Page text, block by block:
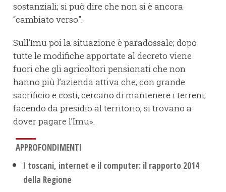
sostanziali; si può dire che non si è ancora
“cambiato verso”.
Sull’Imu poi la situazione è paradossale; dopo
tutte le modifiche apportate al decreto viene
fuori che gli agricoltori pensionati che non
hanno più l’azienda attiva che, con grande
sacrificio e costi, cercano di mantenere i terreni,
facendo da presidio al territorio, si trovano a
dover pagare l’Imu».
APPROFONDIMENTI
I toscani, internet e il computer: il rapporto 2014
della Regione